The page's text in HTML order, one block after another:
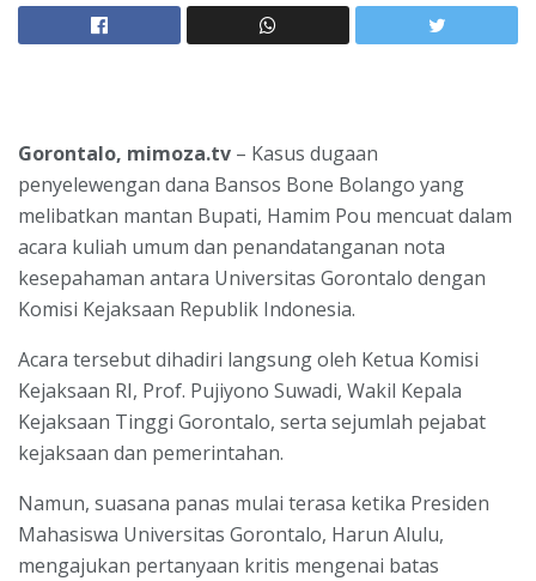
Gorontalo, mimoza.tv – Kasus dugaan
penyelewengan dana Bansos Bone Bolango yang
melibatkan mantan Bupati, Hamim Pou mencuat dalam
acara kuliah umum dan penandatanganan nota
kesepahaman antara Universitas Gorontalo dengan
Komisi Kejaksaan Republik Indonesia.
Acara tersebut dihadiri langsung oleh Ketua Komisi
Kejaksaan RI, Prof. Pujiyono Suwadi, Wakil Kepala
Kejaksaan Tinggi Gorontalo, serta sejumlah pejabat
kejaksaan dan pemerintahan.
Namun, suasana panas mulai terasa ketika Presiden
Mahasiswa Universitas Gorontalo, Harun Alulu,
mengajukan pertanyaan kritis mengenai batas